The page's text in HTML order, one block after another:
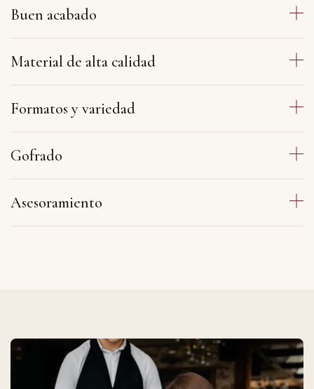
Buen acabado
Material de alta calidad
Formatos y variedad
Gofrado
Asesoramiento